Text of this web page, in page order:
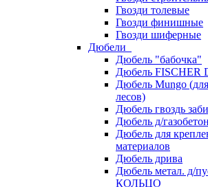
Гвозди толевые
Гвозди финишные
Гвозди шиферные
Дюбели
Дюбель "бабочка"
Дюбель FISCHER
Дюбель Mungo
лесов)
Дюбель гвоздь
Дюбель д/
Дюбель для
материалов
Дюбель дрива
Дюбель метал. д/
КОЛЬЦО